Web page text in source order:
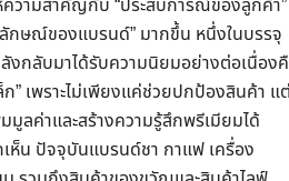
ความสำคัญกับ “ประสบการณ์ของลูกค้า”
ลักษณ์ของแบรนด์” มากขึ้น หนึ่งในบรรจุ
กลับมาได้รับความนิยมอย่างต่อเนื่อง
ก” เพราะไม่เพียงแค่ช่วยปกป้องสินค้า แต่
มูลค่าและสร้างความรู้สึกพรีเมียมได้
ห็น ปัจจุบันแบรนด์ชา กาแฟ เครื่อง